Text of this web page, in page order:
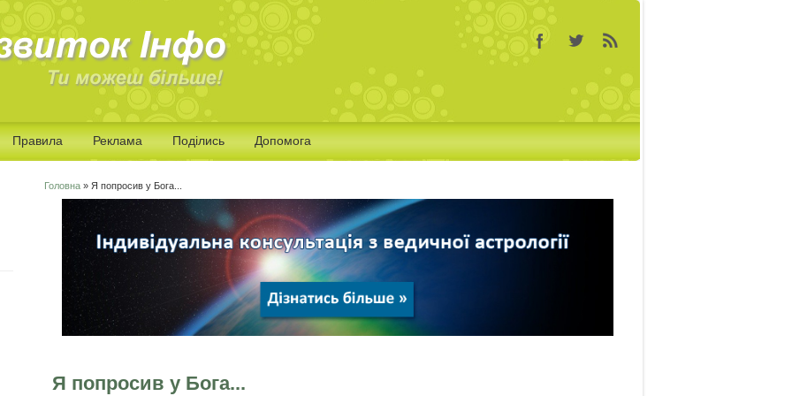
Правила Реклама Поділись Допомога
Ви є тут
Головна» Я попросив у Бога...
Я попросив у Бога...